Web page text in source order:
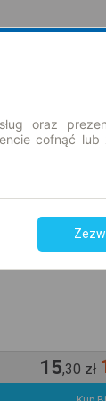
15,30 zł
oraz
cofnąć lub